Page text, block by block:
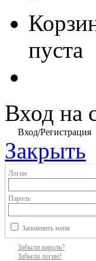
пуста
Вход на
Вход/Регистрация
Закрыть
Логин
Пароль
Запомнить меня
Забыли пароль?
Забыли логин?